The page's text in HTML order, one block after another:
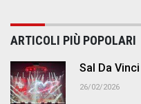
ARTICOLI PIÙ POPOLARI
Sal Da
26/02/2026